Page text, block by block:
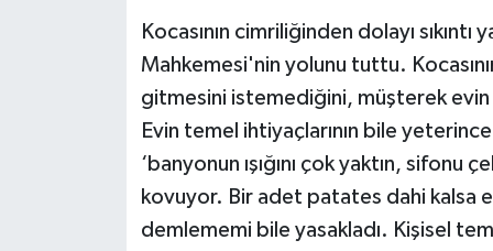
Kocasının cimriliğinden dolayı
Mahkemesi'nin yolunu tuttu.
gitmesini istemediğini, müşterek evin
Evin temel ihtiyaçlarının bile
‘banyonun ışığını çok yaktın,
kovuyor. Bir adet patates dahi kalsa
demlememi bile yasakladı. Kişisel